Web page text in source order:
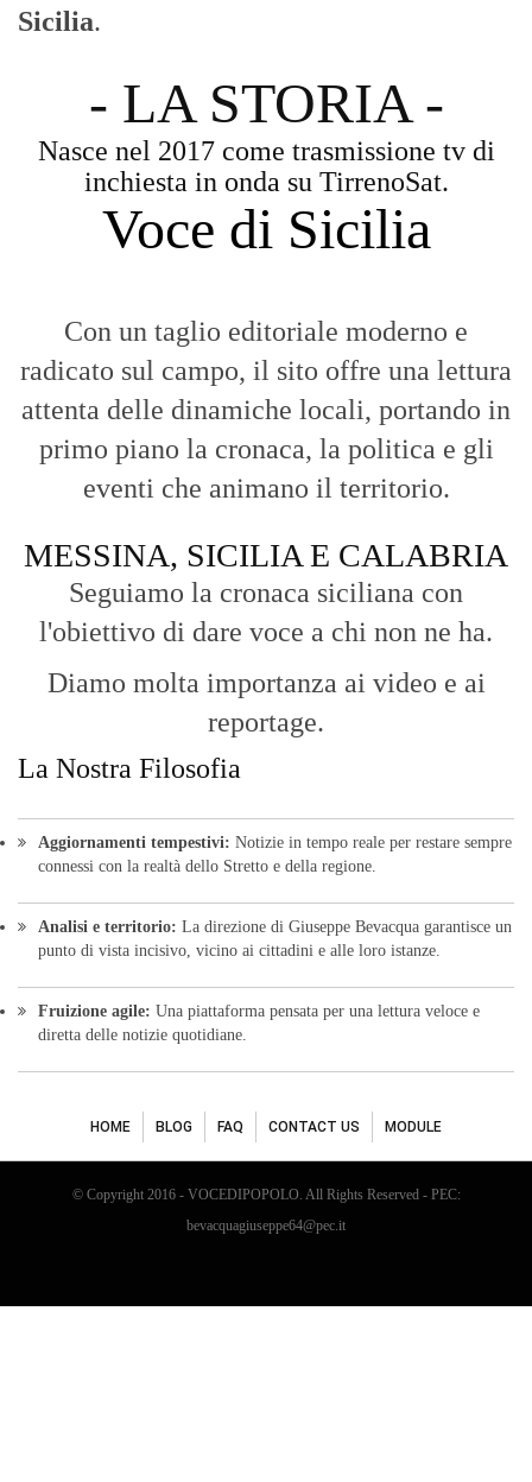
Sicilia.
- LA STORIA -
Nasce nel 2017 come trasmissione tv di
inchiesta in onda su TirrenoSat.
Voce di Sicilia
Con un taglio editoriale moderno e
radicato sul campo, il sito offre una lettura
attenta delle dinamiche locali, portando in
primo piano la cronaca, la politica e gli
eventi che animano il territorio.
MESSINA, SICILIA E CALABRIA
Seguiamo la cronaca siciliana con
l'obiettivo di dare voce a chi non ne ha.
Diamo molta importanza ai video e ai
reportage.
La Nostra Filosofia
Aggiornamenti tempestivi: Notizie in tempo reale per restare sempre
connessi con la realtà dello Stretto e della regione.
Analisi e territorio: La direzione di Giuseppe Bevacqua garantisce un
punto di vista incisivo, vicino ai cittadini e alle loro istanze.
Fruizione agile: Una piattaforma pensata per una lettura veloce e
diretta delle notizie quotidiane.
HOME BLOG FAQ CONTACT US MODULE
© Copyright 2016 - VOCEDIPOPOLO. All Rights Reserved - PEC:
bevacquagiuseppe64@pec.it